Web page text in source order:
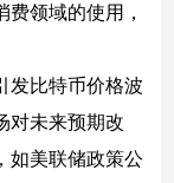
领域的使用，
发比特币价格波
对未来预期改
如美联储政策公